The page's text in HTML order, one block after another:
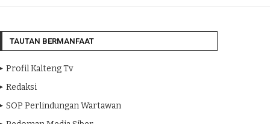
TAUTAN BERMANFAAT
Profil Kalteng Tv
Redaksi
SOP Perlindungan Wartawan